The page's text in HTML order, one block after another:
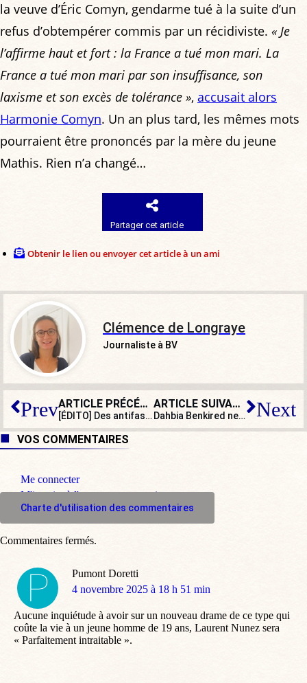
la veuve d’Éric Comyn, gendarme tué à la suite d’un
refus d’obtempérer commis par un récidiviste. « Je
l’affirme haut et fort : la France a tué mon mari. La
France a tué mon mari par son insuffisance, son
laxisme et son excès de tolérance », accusait alors
Harmonie Comyn. Un an plus tard, les mêmes mots
pourraient être prononcés par la mère du jeune
Mathis. Rien n’a changé…
Partager cet article
Obtenir le lien ou envoyer cet article à un ami
Clémence de Longraye
Journaliste à BV
Prev ARTICLE PRÉCÉDENT
[ÉDITO] Des antifas et des scouts
ARTICLE SUIVANT
Dahbia Benkired ne fait pas appel de sa condamnation à la perpétuité incompressible Next
VOS COMMENTAIRES
Me connecter
M'inscrire à l'espace commentaire
Charte d'utilisation des commentaires
Pumont Doretti
dit
4 novembre 2025 à 18 h 51 min
Aucune inquiétude à avoir sur un nouveau drame de ce type qui
coûte la vie à un jeune homme de 19 ans, Laurent Nunez sera
« Parfaitement intraitable ».
Commentaires fermés.